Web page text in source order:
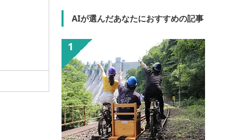
AIが選んだあなたにおすすめの記事